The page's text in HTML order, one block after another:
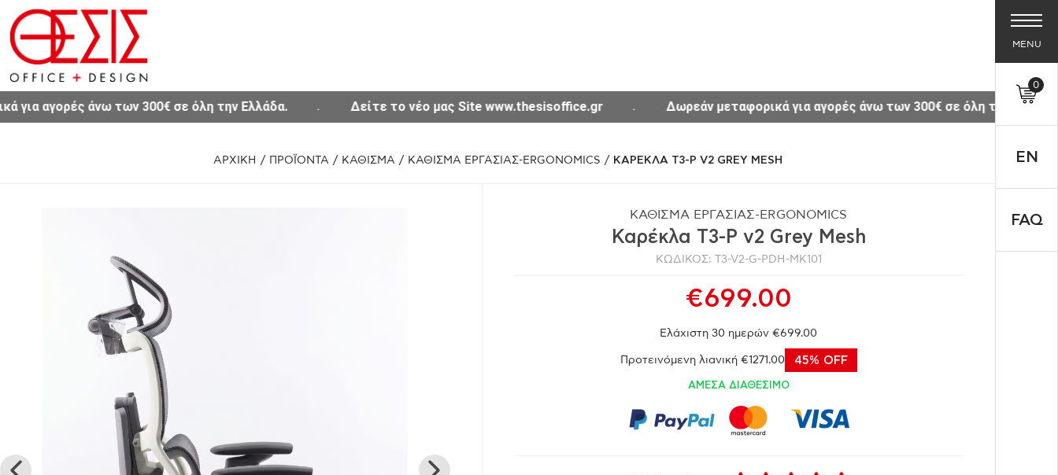
Δείτε το νέο μας Site www.thesisoffice.gr Δωρεάν μεταφορικά για αγορές άνω των 300€ σε όλη την Ελλάδα. Δείτε το νέο μας Site
ΑΡΧΙΚΗ / ΠΡΟΪΟΝΤΑ / ΚΑΘΙΣΜΑ / ΚΑΘΙΣΜΑ ΕΡΓΑΣΙΑΣ-ERGONOMICS / ΚΑΡΕΚΛΑ T3-P V2 GREY MESH
ΚΑΘΙΣΜΑ ΕΡΓΑΣΙΑΣ-ERGONOMICS
Καρέκλα T3-P v2 Grey Mesh
ΚΩΔΙΚΟΣ: T3-V2-G-PDH-MK101
€699.00
Ελάχιστη 30 ημερών €699.00
Προτεινόμενη λιανική €1271.00 45% OFF
ΑΜΕΣΑ ΔΙΑΘΕΣΙΜΟ
MENU
0
EN
FAQ